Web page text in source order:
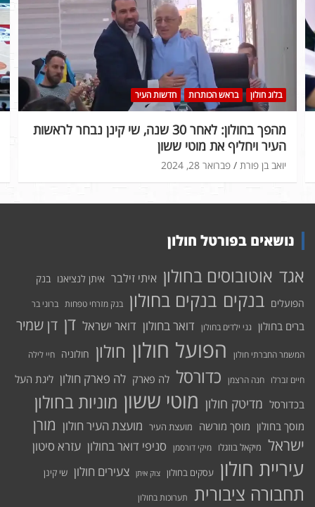
בלוג חולון בראש הכותרות חדשות העיר
מהפך בחולון: לאחר 30 שנה, שי קינן נבחר לראשות
העיר ויחליף את מוטי ששון
פברואר 28, 2024 יואב בן פורת
נושאים בפורטל חולון
אגד אוטובוסים בחולון איתי זילבר איתן לנציאנו בנק
הפועלים בנקים בנקים בחולון בנק מזרחי טפחות ברוני בר
ברים בחולון גני ילדים בחולון דואר בחולון דואר ישראל דן דן שמיר
המשמר החברתי חולון הפועל חולון חולון חולוניה חיי לילה
חיים זברלו חנה הרצמן כדורסל לה פארק לה פארק חולון ליגת העל
בכדורסל מדיטק חולון מוטי ששון מוניות בחולון
מוסך בחולון מוסך מורשה מועצת העיר מועצת העיר חולון מורן
ישראל מיקאל בוזגלו מיקי דורסמן סניפי דואר בחולון עזרא סיטון
עיריית חולון עסקים בחולון צוק איתן צעירים חולון שי קינן
תחבורה ציבורית תערוכות בחולון